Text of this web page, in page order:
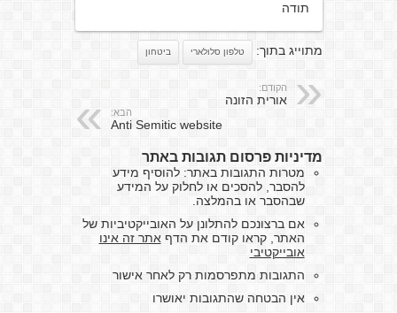
תודה
מתוייג בתוך: טלפון סלולארי ביטחון
הקודם:
אורית הזונה
הבא:
Anti Semitic website
מדיניות פרסום תגובות באתר
מטרות התגובות באתר: להוסיף מידע
להסבר, להסכים או לחלוק על המידע
שבהסבר או בהמלצה.
אם ברצונכם להתלונן על האובייקטיביות של
האתר, קראו קודם את הדףאתר זה אינו
אובייקטיבי
התגובות מתפרסמות רק לאחר אישור
אין הבטחה שהתגובות יאושרו